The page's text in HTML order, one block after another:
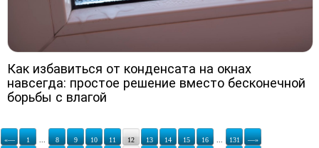
Как избавиться от конденсата на окнах
навсегда: простое решение вместо бесконечной
борьбы с влагой
«— 1 8 9 10 11 12 13 14 15 16 131 —»